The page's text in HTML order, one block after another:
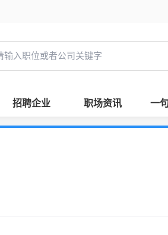
招聘企业 职场资讯 一